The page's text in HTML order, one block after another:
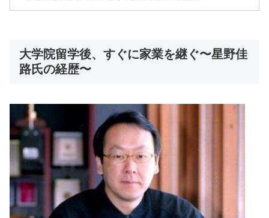
大学院留学後、すぐに家業を継ぐ〜星野佳
路氏の経歴〜